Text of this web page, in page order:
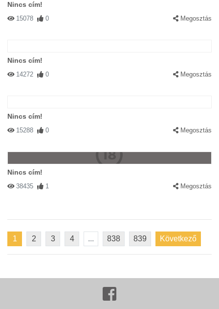
Nincs cím!
15078 0 Megosztás
Nincs cím!
14272 0 Megosztás
Nincs cím!
15288 0 Megosztás
Nincs cím!
38435 1 Megosztás
1 2 3 4 ... 838 839 Következő